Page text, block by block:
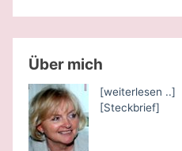
Über mich
[weiterlesen ..]
[Steckbrief]